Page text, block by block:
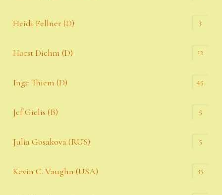
Heidi Fellner (D) 3
Horst Diehm (D) 12
Inge Thiem (D) 45
Jef Gielis (B) 5
Julia Gosakova (RUS) 5
Kevin C. Vaughn (USA) 35